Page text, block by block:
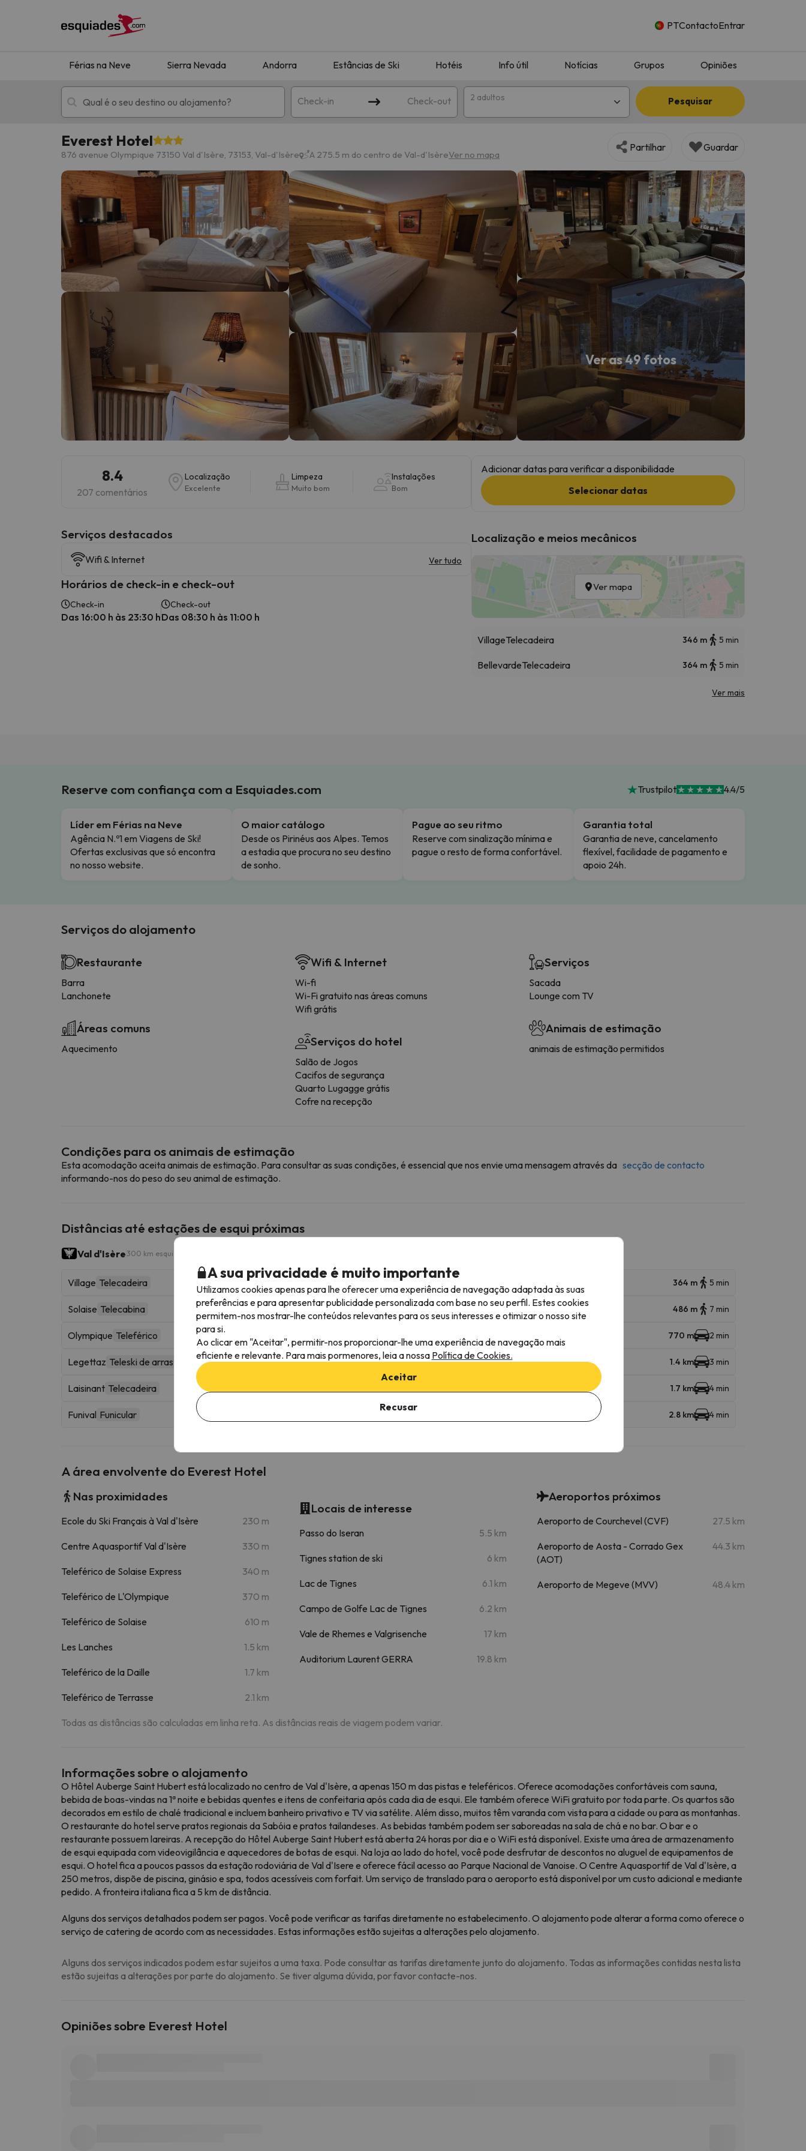
PTContactoEntrar
Férias na Neve Sierra Nevada Andorra Estâncias de Ski Hotéis Info útil Notícias Grupos Opiniões
Check-in Check-out 2 adultos Pesquisar
Férias na neve Hotéis de montanha
Oops, não encontramos nenhum resultado que corresponda à sua pesquisa. Tente modificar o destino.
Bem, parece que o nosso Seeker perdeu o seu caminho. Assim que encontrar a sua bússola, estará de volta.
Everest Hotel
876 avenue Olympique 73150 Val d'Isère, 73153, Val-d'Isère A 275.5 m do centro de Val-d'IsèreVer no mapa
Partilhar Guardar
Ver as 49 fotos
8.4
207 comentários
Localização
Excelente
Limpeza
Muito bom
Instalações
Bom
Serviços destacados
Wifi & Internet Ver tudo
Horários de check-in e check-out
Check-in
Das 16:00 h às 23:30 h
Check-out
Das 08:30 h às 11:00 h
Adicionar datas para verificar a disponibilidade
Selecionar datas
Localização e meios mecânicos
Ver mapa
VillageTelecadeira 346 m 5 min
BellevardeTelecadeira 364 m 5 min
Ver mais
Reserve com confiança com a Esquiades.com Trustpilot 4.4/5
Líder em Férias na Neve
Agência N.º1 em Viagens de Ski!
Ofertas exclusivas que só encontra
no nosso website.
O maior catálogo
Desde os Pirinéus aos Alpes. Temos
a estadia que procura no seu destino
de sonho.
Pague ao seu ritmo
Reserve com sinalização mínima e
pague o resto de forma confortável.
Garantia total
Garantia de neve, cancelamento
flexível, facilidade de pagamento e
apoio 24h.
Serviços do alojamento
Restaurante
Barra
Lanchonete
Áreas comuns
Aquecimento
Wifi & Internet
Wi-fi
Wi-Fi gratuito nas áreas comuns
Wifi grátis
Serviços do hotel
Salão de Jogos
Cacifos de segurança
Quarto Lugagge grátis
Cofre na recepção
Serviços
Sacada
Lounge com TV
Animais de estimação
animais de estimação permitidos
Condições para os animais de estimação
Esta acomodação aceita animais de estimação. Para consultar as suas condições, é essencial que nos envie uma mensagem através da secção de contacto
informando-nos do peso do seu animal de estimação.
Distâncias até estações de esqui próximas
Val d'Isère 300 km esquiáveis
Village Telecadeira Bellevarde 364 m 5 min
Solaise Telecabina 416 m 6 min Savonnette Teleski de arrasto 486 m 7 min
Olympique Teleférico Telecadeira 770 m 2 min
Legettaz Teleski de arrasto 1.1 km 3 min Lasinant 1.4 km 3 min
Laisinant Telecadeira 1.7 km 4 min
Funival Funicular Le fornet 2.8 km 4 min
A área envolvente do Everest Hotel
Nas proximidades
Ecole du Ski Français à Val d'Isère 230 m
Centre Aquasportif Val d'Isère 330 m
Teleférico de Solaise Express 340 m
Teleférico de L'Olympique 370 m
Teleférico de Solaise 610 m
Les Lanches 1.5 km
Teleférico de la Daille 1.7 km
Teleférico de Terrasse 2.1 km
Locais de interesse
Passo do Iseran 5.5 km
Tignes station de ski 6 km
Lac de Tignes 6.1 km
Campo de Golfe Lac de Tignes 6.2 km
Vale de Rhemes e Valgrisenche 17 km
Auditorium Laurent GERRA 19.8 km
Aeroportos próximos
Aeroporto de Courchevel (CVF) 27.5 km
Aeroporto de Aosta - Corrado Gex
(AOT)
44.3 km
Aeroporto de Megeve (MVV) 48.4 km
Todas as distâncias são calculadas em linha reta. As distâncias reais de viagem podem variar.
Informações sobre o alojamento
O Hôtel Auberge Saint Hubert está localizado no centro de Val d'Isère, a apenas 150 m das pistas e teleféricos. Oferece acomodações confortáveis com sauna,
bebida de boas-vindas na 1ª noite e bebidas quentes e itens de confeitaria após cada dia de esqui. Ele também oferece WiFi gratuito por toda parte. Os quartos são
decorados em estilo de chalé tradicional e incluem banheiro privativo e TV via satélite. Além disso, muitos têm varanda com vista para a cidade ou para as montanhas.
O restaurante do hotel serve pratos regionais da Sabóia e pratos tailandeses. As bebidas também podem ser saboreadas na sala de chá e no bar. O bar e o
restaurante possuem lareiras. A recepção do Hôtel Auberge Saint Hubert está aberta 24 horas por dia e o WiFi está disponível. Existe uma área de armazenamento
de esqui equipada com videovigilância e aquecedores de botas de esqui. Na loja ao lado do hotel, você pode desfrutar de descontos no aluguel de equipamentos de
esqui. O hotel fica a poucos passos da estação rodoviária de Val d'Isere e oferece fácil acesso ao Parque Nacional de Vanoise. O Centre Aquasportif de Val d'Isère, a
250 metros, dispõe de piscina, ginásio e spa, todos acessíveis com forfait. Um serviço de translado para o aeroporto está disponível por um custo adicional e mediante
pedido. A fronteira italiana fica a 5 km de distância.
Alguns dos serviços detalhados podem ser pagos. Você pode verificar as tarifas diretamente no estabelecimento. O alojamento pode alterar a forma como oferece o
serviço de catering de acordo com as necessidades. Estas informações estão sujeitas a alterações pelo alojamento.
Alguns dos serviços indicados podem estar sujeitos a uma taxa. Pode consultar as tarifas diretamente junto do alojamento. Todas as informações contidas nesta lista
estão sujeitas a alterações por parte do alojamento. Se tiver alguma dúvida, por favor contacte-nos.
Opiniões sobre Everest Hotel
A sua privacidade é muito importante
Utilizamos cookies apenas para lhe oferecer uma experiência de navegação adaptada às suas
preferências e para apresentar publicidade personalizada com base no seu perfil. Estes cookies
permitem-nos mostrar-lhe conteúdos relevantes para os seus interesses e otimizar o nosso site
para si.
Ao clicar em "Aceitar", permitir-nos proporcionar-lhe uma experiência de navegação mais
eficiente e relevante. Para mais pormenores, leia a nossa Política de Cookies.
Aceitar
Recusar